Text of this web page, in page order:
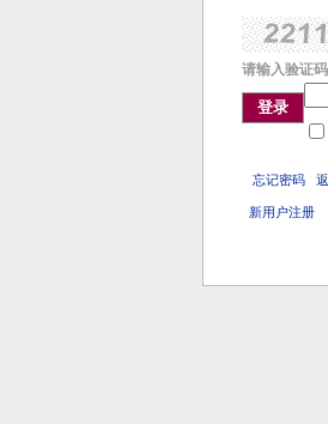
请输入验证
登录
忘记密码
新用户注册